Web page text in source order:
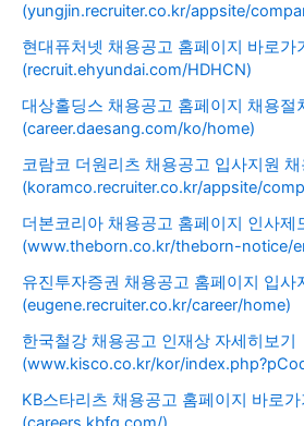
(yungjin.recruiter.co.kr/appsite/
현대퓨처넷 채용공고 홈페이지 바로가
(recruit.ehyundai.com/HDHCN)
대상홀딩스 채용공고 홈페이지 채용절
(career.daesang.com/ko/home)
코람코 더원리츠 채용공고 입사지원
(koramco.recruiter.co.kr/appsite/
더본코리아 채용공고 홈페이지 인사제
(www.theborn.co.kr/theborn-notice/
유진투자증권 채용공고 홈페이지 입사
(eugene.recruiter.co.kr/career/home)
한국철강 채용공고 인재상 자세히보기
(www.kisco.co.kr/kor/
KB스타리츠 채용공고 홈페이지 바로가